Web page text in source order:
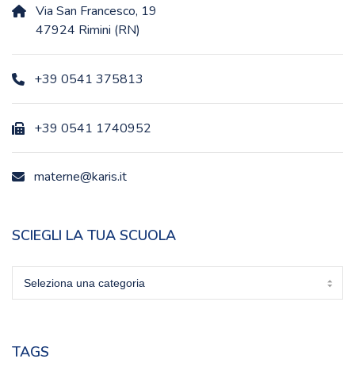
Via San Francesco, 19
47924 Rimini (RN)
+39 0541 375813
+39 0541 1740952
materne@karis.it
SCIEGLI LA TUA SCUOLA
Sciegli
TAGS